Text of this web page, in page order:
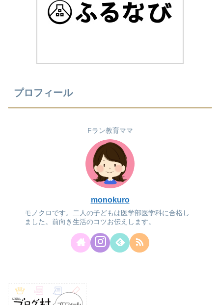
プロフィール
Fラン教育ママ
monokuro
モノクロです。二人の子どもは医学部医学科に合格し
ました。前向き生活のコツお伝えします。